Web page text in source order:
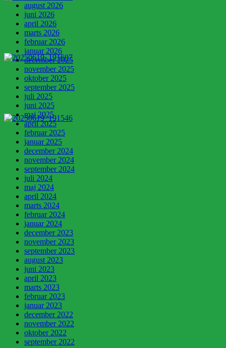
august 2026
juni 2026
april 2026
marts 2026
februar 2026
januar 2026
december 2025
november 2025
oktober 2025
september 2025
juli 2025
juni 2025
maj 2025
april 2025
februar 2025
januar 2025
december 2024
november 2024
september 2024
juli 2024
maj 2024
april 2024
marts 2024
februar 2024
januar 2024
december 2023
november 2023
september 2023
august 2023
juni 2023
april 2023
marts 2023
februar 2023
januar 2023
december 2022
november 2022
oktober 2022
september 2022